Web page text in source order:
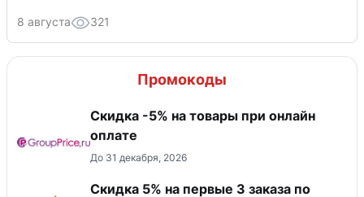
8 августа 321
Промокоды
​Скидка -5% на товары при онлайн
оплате
До 31 декабря, 2026
Скидка 5% на первые 3 заказа по